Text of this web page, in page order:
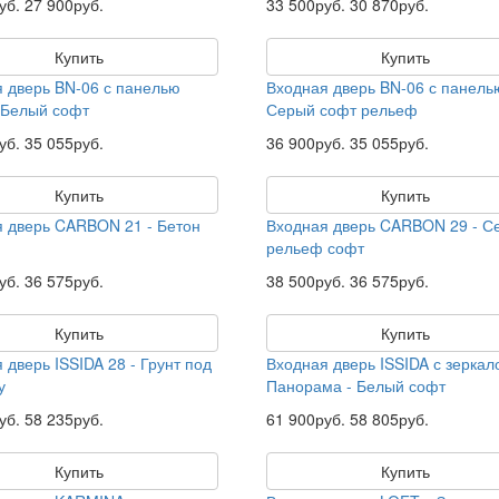
27 900руб.
Купить
33 500руб. 30 870руб.
Купить
дверь BN-06 с панелью
софт
35 055руб.
Купить
Входная дверь BN-06 с
Серый софт рельеф
36 900руб. 35 055руб.
Купить
дверь CARBON 21 - Бетон
36 575руб.
Купить
Входная дверь CARBON 29 -
рельеф софт
38 500руб. 36 575руб.
Купить
ISSIDA 28 - Грунт под
58 235руб.
Купить
Входная дверь ISSIDA с
Панорама - Белый софт
61 900руб. 58 805руб.
Купить